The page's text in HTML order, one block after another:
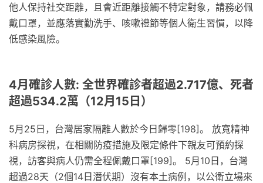
他人保持社交距離，且會近距離接觸不特定對象，請務必佩
戴口罩，並應落實勤洗手、咳嗽禮節等個人衛生習慣，以降
低感染風險。
4月確診人數: 全世界確診者超過2.717億、死者
超過534.2萬（12月15日）
5月25日，台灣居家隔離人數於今日歸零[198]。 放寬精神
科病房探視，在相關防疫措施及限定條件下親友可預約探
視，訪客與病人仍需全程佩戴口罩[199]。 5月10日，台灣
超過28天（2個14日潛伏期）沒有本土病例，以公衛立場來